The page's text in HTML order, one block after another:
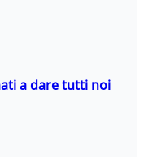
a dare tutti noi